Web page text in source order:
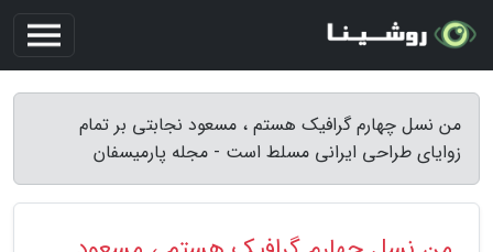
من نسل چهارم گرافیک هستم ، مسعود نجابتی بر تمام
زوایای طراحی ایرانی مسلط است - مجله پارمیسفان